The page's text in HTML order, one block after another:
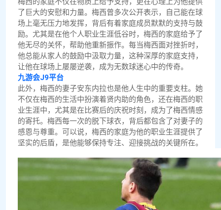
了巨大的安慰和力量。梅西曾多次公开表示，自己能在球
场上毫无压力地发挥，背后有着家庭成员默默的支持与鼓
励。尤其是在他个人职业生涯低谷时，梅西的家庭给予了
他无尽的关怀，帮助他重新振作。每当梅西面对挫折时，
他总能从家人的鼓励中汲取力量，这种深厚的家庭支持，
让他在球场上屡屡逆袭，成为无数球迷心中的传奇。
九游会J9平台
此外，梅西的妻子安东内拉也是他人生中的重要支柱。她
不仅在梅西的生活中扮演着贤内助的角色，还在梅西的职
业生涯中，尤其是在比赛后的庆祝时刻，成为了梅西情感
的寄托。梅西每一次的脱下球衣，背后都包含了对妻子的
感恩与尊重。可以说，梅西的家庭为他的职业生涯提供了
坚实的后盾，是他能够保持专注、迎接挑战的关键所在。